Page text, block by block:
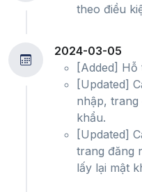
theo điều
2024-03-05
[Added] Hỗ
[Updated]
nhập, trang
khẩu.
[Updated]
trang đăng
lấy lại mật